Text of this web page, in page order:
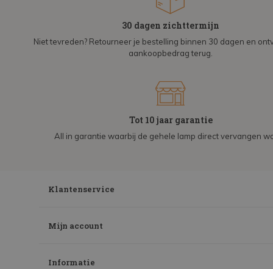
30 dagen zichttermijn
Niet tevreden? Retourneer je bestelling binnen 30 dagen en
aankoopbedrag terug.
Tot 10 jaar garantie
All in garantie waarbij de gehele lamp direct vervangen
Klantenservice
Mijn account
Informatie